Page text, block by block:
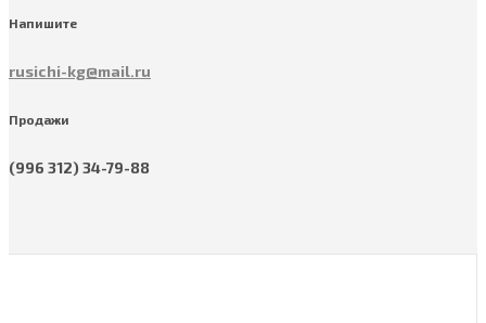
Напишите
rusichi-kg@mail.ru
Продажи
(996 312) 34-79-88